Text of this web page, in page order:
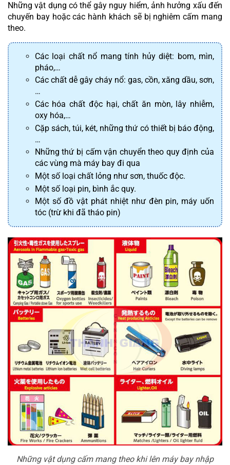
Những vật dụng có thể gây nguy hiểm, ảnh hưởng xấu đến
chuyến bay hoặc các hành khách sẽ bị nghiêm cấm mang
theo.
Các loại chất nổ mang tính hủy diệt: bom, mìn,
pháo,…
Các chất dễ gây cháy nổ: gas, cồn, xăng dầu, sơn,
…
Các hóa chất độc hại, chất ăn mòn, lây nhiễm,
oxy hóa,…
Cặp sách, túi, két, những thứ có thiết bị báo động,
…
Những thứ bị cấm vận chuyển theo quy định của
các vùng mà máy bay đi qua
Một số loại chất lỏng như sơn, thuốc độc.
Một số loại pin, bình ắc quy.
Một số đồ vật phát nhiệt như đèn pin, máy uốn
tóc (trừ khi đã tháo pin)
Những vật dụng cấm mang theo khi lên máy bay nhập